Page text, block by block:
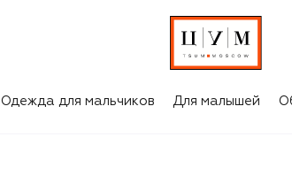
Одежда для мальчиков Для малышей